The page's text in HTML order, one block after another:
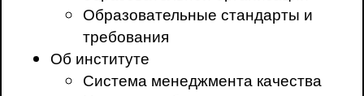
Образовательные стандарты и
требования
Об институте
Система менеджмента качества